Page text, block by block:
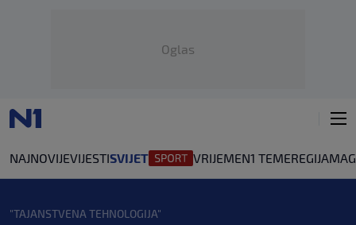
Oglas
NAJNOVIJEVIJESTISVIJET VRIJEMEN1 TEMEREGIJA
"TAJANSTVENA TEHNOLOGIJA"